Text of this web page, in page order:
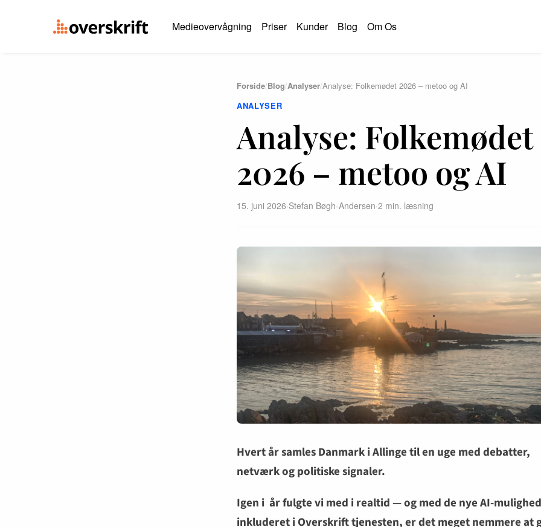
Medieovervågning Priser Kunder Blog Om Os
Forside/Blog/Analyser/Analyse: Folkemødet 2026 – metoo og AI
ANALYSER
Analyse: Folkemødet
2026 – metoo og AI
15. juni 2026·Stefan Bøgh-Andersen·2 min. læsning
Hvert år samles Danmark i Allinge til en uge med debatter,
netværk og politiske signaler.
Igen i år fulgte vi med i realtid — og med de nye AI-
inkluderet i Overskrift tjenesten, er det meget nemmere at